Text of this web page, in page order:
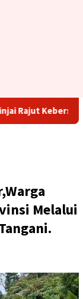
Bersama
Melalui